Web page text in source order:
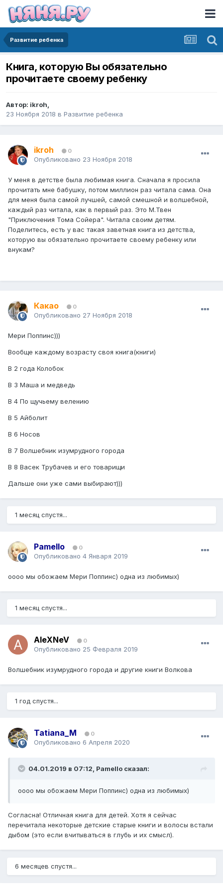
Развитие ребенка
Книга, которую Вы обязательно
прочитаете своему ребенку
Автор: ikroh,
23 Ноября 2018 в Развитие ребенка
ikroh 0
Опубликовано 23 Ноября 2018
У меня в детстве была любимая книга. Сначала я просила
прочитать мне бабушку, потом миллион раз читала сама. Она
для меня была самой лучшей, самой смешной и волшебной,
каждый раз читала, как в первый раз. Это М.Твен
"Приключения Тома Сойера". Читала своим детям.
Поделитесь, есть у вас такая заветная книга из детства,
которую вы обязательно прочитаете своему ребенку или
внукам?
Какао 0
Опубликовано 27 Ноября 2018
Мери Поппинс)))
Вообще каждому возрасту своя книга(книги)
В 2 года Колобок
В 3 Маша и медведь
В 4 По щучьему велению
В 5 Айболит
В 6 Носов
В 7 Волшебник изумрудного города
В 8 Васек Трубачев и его товарищи
Дальше они уже сами выбирают)))
1 месяц спустя...
Pamello 0
Опубликовано 4 Января 2019
оооо мы обожаем Мери Поппинс) одна из любимых)
1 месяц спустя...
AleXNeV 0
Опубликовано 25 Февраля 2019
Волшебник изумрудного города и другие книги Волкова
1 год спустя...
Tatiana_M 0
Опубликовано 6 Апреля 2020
04.01.2019 в 07:12, Pamello сказал:
оооо мы обожаем Мери Поппинс) одна из любимых)
Согласна! Отличная книга для детей. Хотя я сейчас
перечитала некоторые детские старые книги и волосы встали
дыбом (это если вчитываться в глубь и их смысл).
6 месяцев спустя...